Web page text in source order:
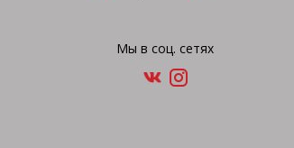
Мы в соц. сетях